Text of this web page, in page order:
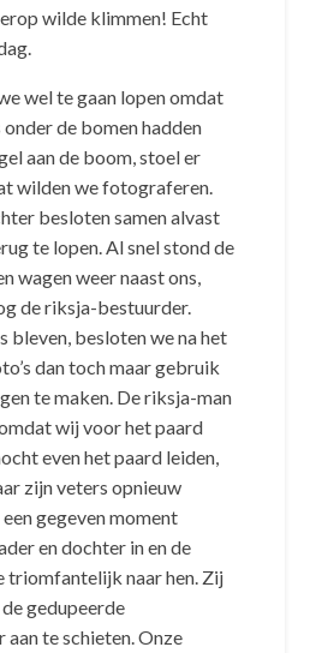
wilde klimmen! Echt
wel te gaan lopen omdat
de bomen hadden
aan de boom, stoel er
wilden we fotograferen.
besloten samen alvast
te lopen. Al snel stond de
wagen weer naast ons,
de riksja-bestuurder.
bleven, besloten we na het
dan toch maar gebruik
te maken. De riksja-man
wij voor het paard
even het paard leiden,
zijn veters opnieuw
gegeven moment
en dochter in en de
triomfantelijk naar hen. Zij
gedupeerde
te schieten. Onze